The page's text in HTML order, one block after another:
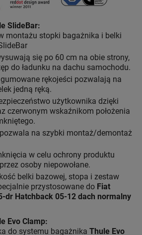
SlideBar:
montażu stopki bagażnika i belki
się po 60 cm na obie strony,
do ładunku na dachu samochodu.
rękojeści pozwalają na
jedną ręką.
użytkownika dzięki
czerwonym wskaźnikom położenia
na szybki montaż/demontaż
w celu ochrony produktu
osoby niepowołane.
belki bazowej, stopa i zestaw
przystosowane do Fiat
dr Hatchback 05-12 dach normalny
Evo Clamp:
do systemu bagażnika Thule Evo